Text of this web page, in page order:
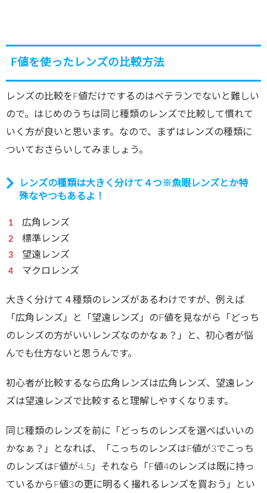
F値を使ったレンズの比較方法
レンズの比較をF値だけでするのはベテランでないと難しい
ので。はじめのうちは同じ種類のレンズで比較して慣れて
いく方が良いと思います。なので、まずはレンズの種類に
ついておさらいしてみましょう。
レンズの種類は大きく分けて４つ※魚眼レンズとか特
殊なやつもあるよ！
広角レンズ
標準レンズ
望遠レンズ
マクロレンズ
大きく分けて４種類のレンズがあるわけですが、例えば
「広角レンズ」と「望遠レンズ」のF値を見ながら「どっち
のレンズの方がいいレンズなのかなぁ？」と、初心者が悩
んでも仕方ないと思うんです。
初心者が比較するなら広角レンズは広角レンズ、望遠レン
ズは望遠レンズで比較すると理解しやすくなります。
同じ種類のレンズを前に「どっちのレンズを選べばいいの
かなぁ？」となれば、「こっちのレンズはF値が3でこっち
のレンズはF値が4.5」それなら「F値4のレンズは既に持っ
ているからF値3の更に明るく撮れるレンズを買おう」とい